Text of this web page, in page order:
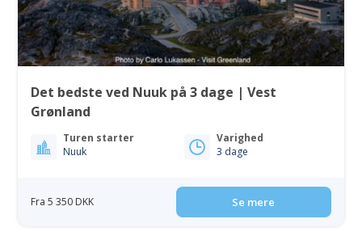
Det bedste ved Nuuk på 3 dage | Vest
Grønland
Turen starter
Nuuk
Varighed
3 dage
Fra 5 350 DKK Se mere